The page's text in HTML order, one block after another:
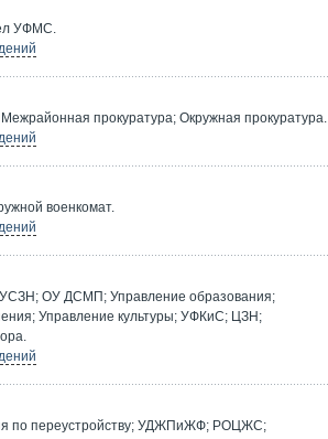
УФМС.
прокуратура; Окружная прокуратура.
военкомат.
ОУ ДСМП; Управление образования;
Управление культуры; УФКиС; ЦЗН;
по переустройству; УДЖПиЖФ; РОЦЖС;